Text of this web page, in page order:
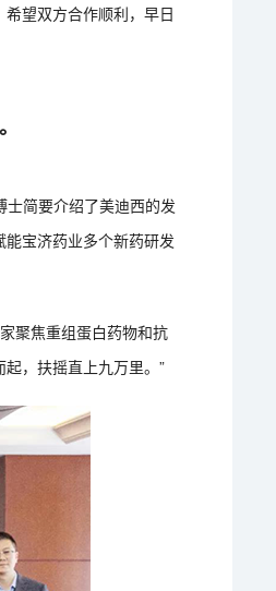
望双方合作顺利，早日
简要介绍了美迪西的发
宝济药业多个新药研发
聚焦重组蛋白药物和抗
，扶摇直上九万里。”